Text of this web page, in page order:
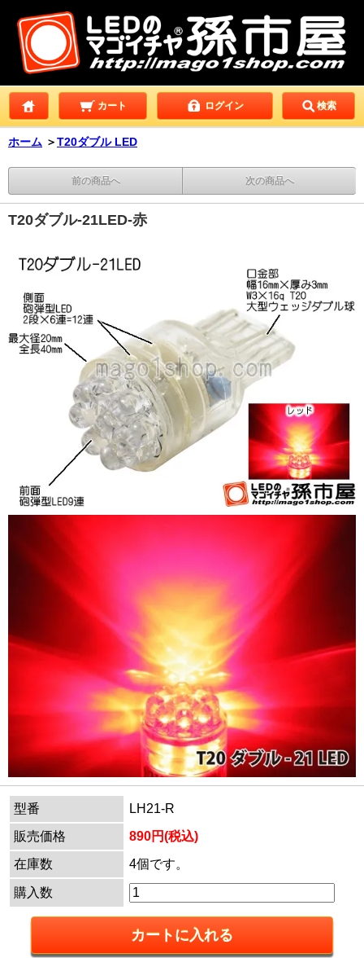
カート ログイン 検索
ホーム ＞T20ダブル LED
前の商品へ 次の商品へ
T20ダブル-21LED-赤
型番
LH21-R
販売価格
890円(税込)
在庫数
4個です。
購入数